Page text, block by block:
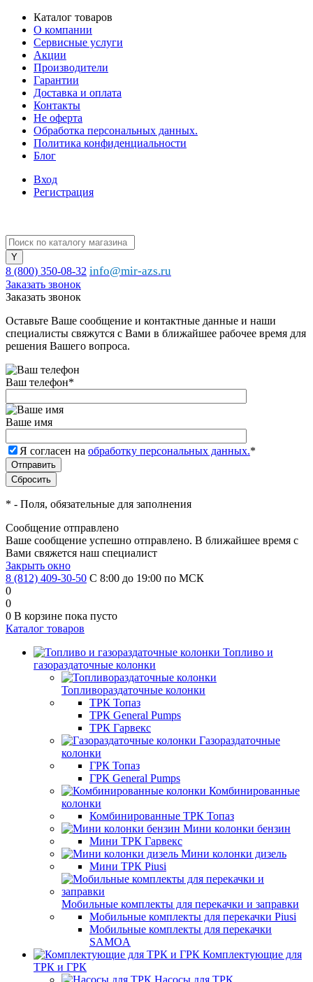
Каталог товаров
О компании
Сервисные услуги
Акции
Производители
Гарантии
Доставка и оплата
Контакты
Не оферта
Обработка персональных данных.
Политика конфиденциальности
Блог
Вход
Регистрация
8 (800) 350-08-32 info@mir-azs.ru
Заказать звонок
Заказать звонок
Оставьте Ваше сообщение и контактные данные и наши
специалисты свяжутся с Вами в ближайшее рабочее время для
решения Вашего вопроса.
Ваш телефон*
Ваше имя
Я согласен на обработку персональных данных.*
* - Поля, обязательные для заполнения
Сообщение отправлено
Ваше сообщение успешно отправлено. В ближайшее время с
Вами свяжется наш специалист
Закрыть окно
8 (812) 409-30-50 С 8:00 до 19:00 по МСК
0
0
0 В корзине пока пусто
Каталог товаров
Топливо и
газораздаточные колонки
Топливораздаточные колонки
ТРК Топаз
ТРК General Pumps
ТРК Гарвекс
Газораздаточные
колонки
ГРК Топаз
ГРК General Pumps
Комбинированные
колонки
Комбинированные ТРК Топаз
Мини колонки бензин
Мини ТРК Гарвекс
Мини колонки дизель
Мини ТРК Piusi
Мобильные комплекты для перекачки и заправки
Мобильные комплекты для перекачки Piusi
Мобильные комплекты для перекачки
SAMOA
Комплектующие для
ТРК и ГРК
Насосы для ТРК